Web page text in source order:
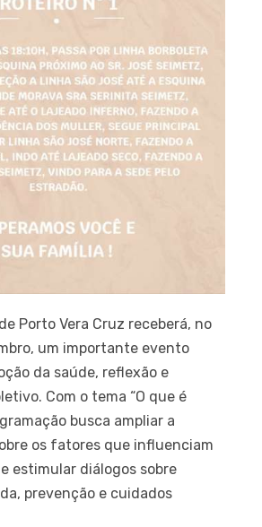
Porto Vera Cruz receberá, no
um importante evento
da saúde, reflexão e
Com o tema “O que é
busca ampliar a
os fatores que influenciam
estimular diálogos sobre
prevenção e cuidados